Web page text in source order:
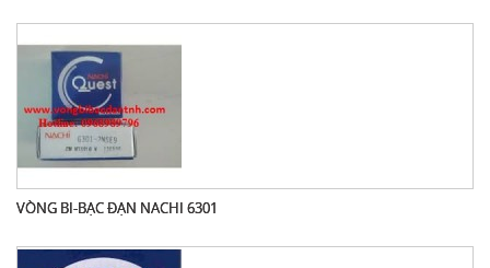
VÒNG BI-BẠC ĐẠN NACHI 6301